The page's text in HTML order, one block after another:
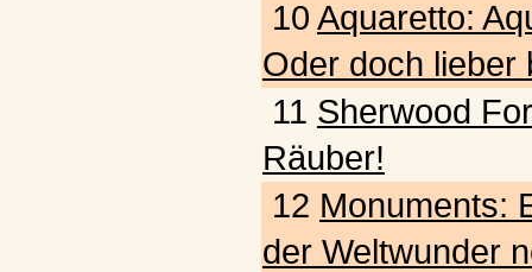
10 Aquaretto:
Oder doch lieber
11 Sherwood
Räuber!
12 Monuments:
der Weltwunder